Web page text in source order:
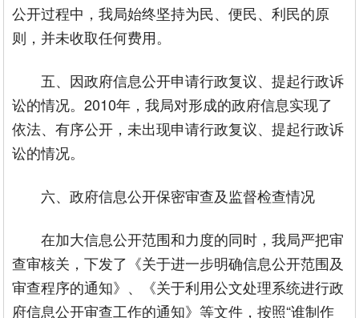
公开过程中，我局始终坚持为民、便民、利民的原
则，并未收取任何费用。
五、因政府信息公开申请行政复议、提起行政诉
讼的情况。2010年，我局对形成的政府信息实现了
依法、有序公开，未出现申请行政复议、提起行政诉
讼的情况。
六、政府信息公开保密审查及监督检查情况
在加大信息公开范围和力度的同时，我局严把审
查审核关，下发了《关于进一步明确信息公开范围及
审查程序的通知》、《关于利用公文处理系统进行政
府信息公开审查工作的通知》等文件，按照“谁制作